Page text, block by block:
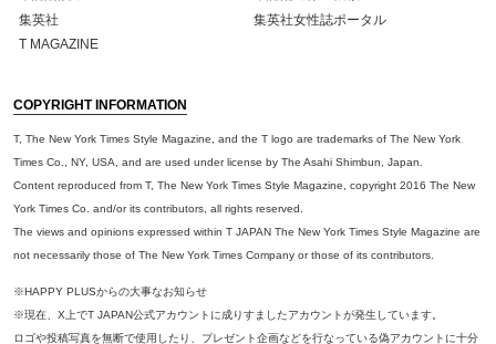
集英社
集英社女性誌ポータル
T MAGAZINE
COPYRIGHT INFORMATION
T, The New York Times Style Magazine, and the T logo are trademarks of The New York
Times Co., NY, USA, and are used under license by The Asahi Shimbun, Japan.
Content reproduced from T, The New York Times Style Magazine, copyright 2016 The New
York Times Co. and/or its contributors, all rights reserved.
The views and opinions expressed within T JAPAN The New York Times Style Magazine are
not necessarily those of The New York Times Company or those of its contributors.
※HAPPY PLUSからの大事なお知らせ
※現在、X上でT JAPAN公式アカウントに成りすましたアカウントが発生しています。
ロゴや投稿写真を無断で使用したり、プレゼント企画などを行なっている偽アカウントに十分